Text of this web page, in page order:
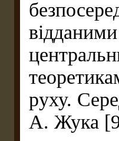
руху.
А. Жука